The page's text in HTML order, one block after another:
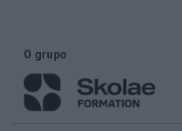
O grupo